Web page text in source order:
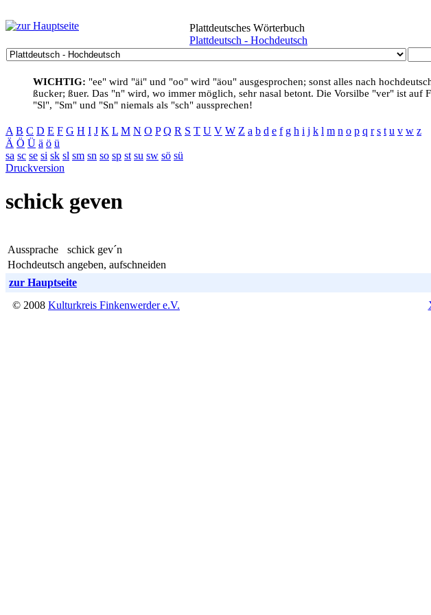
Plattdeutsches Wörterbuch
Plattdeutsch - Hochdeutsch
WICHTIG: "ee" wird "äi" und "oo" wird "äou" ausgesprochen; sonst alles nach
ßucker; ßuer. Das "n" wird, wo immer möglich, sehr nasal betont. Die Vorsilbe "ver" ist
"Sl", "Sm" und "Sn" niemals als "sch" aussprechen!
A B C D E F G H I J K L M N O P Q R S T U V W Z a b d e f g h i j k l m n o p q r s t u v w z
Ä Ö Ü ä ö ü
sa sc se si sk sl sm sn so sp st su sw sö sü
Druckversion
schick geven
Aussprache
schick gev´n
Hochdeutsch angeben, aufschneiden
zur Hauptseite
© 2008 Kulturkreis Finkenwerder e.V.